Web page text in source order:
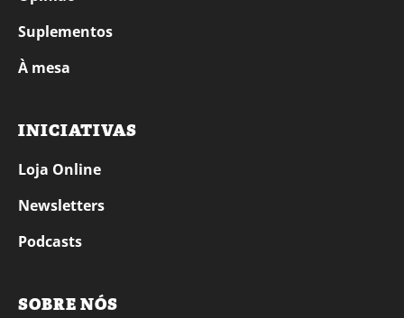
Suplementos
À mesa
INICIATIVAS
Loja Online
Newsletters
Podcasts
SOBRE NÓS